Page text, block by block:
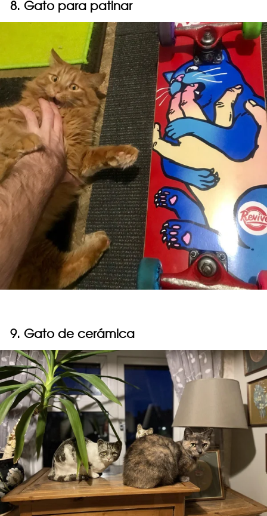
8. Gato para patinar
9. Gato de cerámica